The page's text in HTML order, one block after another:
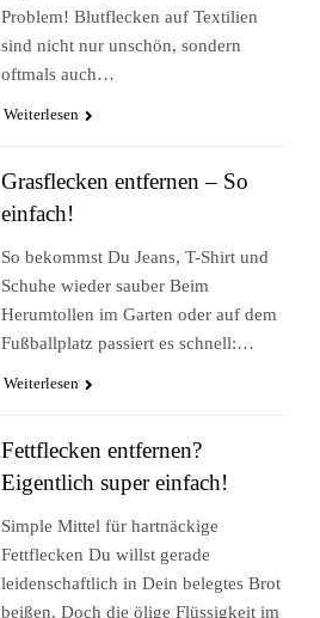
Problem! Blutflecken auf Textilien
sind nicht nur unschön, sondern
oftmals auch…
Weiterlesen
Grasflecken entfernen – So
einfach!
So bekommst Du Jeans, T-Shirt und
Schuhe wieder sauber Beim
Herumtollen im Garten oder auf dem
Fußballplatz passiert es schnell:…
Weiterlesen
Fettflecken entfernen?
Eigentlich super einfach!
Simple Mittel für hartnäckige
Fettflecken Du willst gerade
leidenschaftlich in Dein belegtes Brot
beißen. Doch die ölige Flüssigkeit im